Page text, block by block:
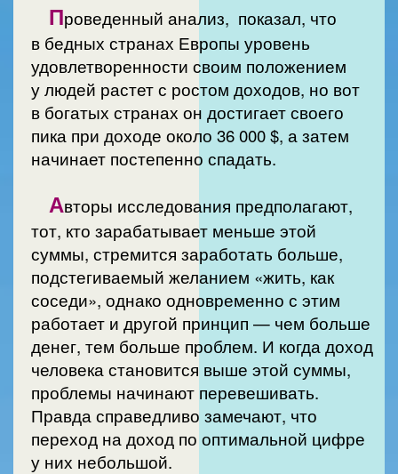
Проведенный анализ, показал, что
в бедных странах Европы уровень
удовлетворенности своим положением
у людей растет с ростом доходов, но вот
в богатых странах он достигает своего
пика при доходе около 36 000 $, а затем
начинает постепенно спадать.
Авторы исследования предполагают,
тот, кто зарабатывает меньше этой
суммы, стремится заработать больше,
подстегиваемый желанием «жить, как
соседи», однако одновременно с этим
работает и другой принцип — чем больше
денег, тем больше проблем. И когда доход
человека становится выше этой суммы,
проблемы начинают перевешивать.
Правда справедливо замечают, что
переход на доход по оптимальной цифре
у них небольшой.